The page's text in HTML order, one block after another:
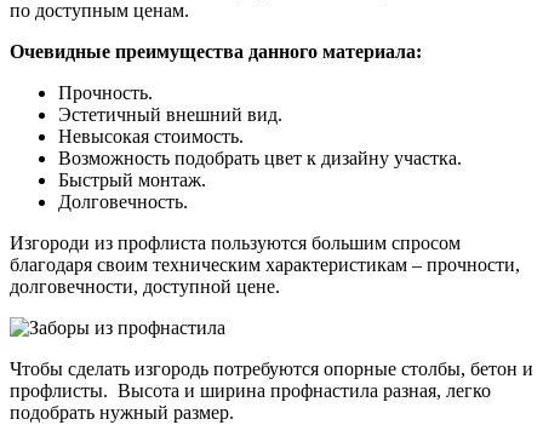
по доступным ценам.
Очевидные преимущества данного материала:
Прочность.
Эстетичный внешний вид.
Невысокая стоимость.
Возможность подобрать цвет к дизайну участка.
Быстрый монтаж.
Долговечность.
Изгороди из профлиста пользуются большим спросом
благодаря своим техническим характеристикам – прочности,
долговечности, доступной цене.
Чтобы сделать изгородь потребуются опорные столбы, бетон и
профлисты. Высота и ширина профнастила разная, легко
подобрать нужный размер.